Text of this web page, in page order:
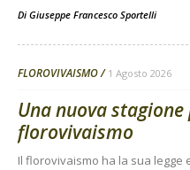
Di Giuseppe Francesco Sportelli
FLOROVIVAISMO 1 Agosto 2026
Una nuova
florovivaismo
Il florovivaismo ha la sua